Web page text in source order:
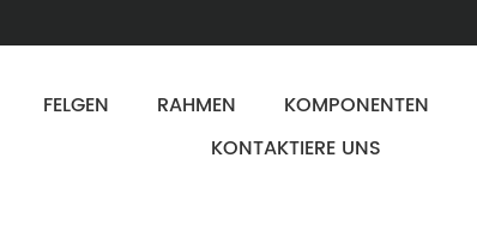
FELGEN RAHMEN KOMPONENTEN
KONTAKTIERE UNS